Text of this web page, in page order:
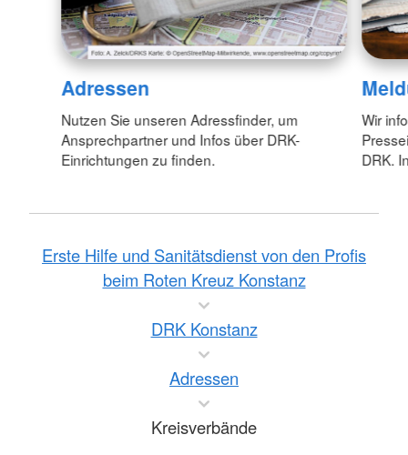
Adressen
Nutzen Sie unseren Adressfinder, um
Ansprechpartner und Infos über DRK-
Einrichtungen zu finden.
Wir
DRK.
Erste Hilfe und Sanitätsdienst von den Profis
beim Roten Kreuz Konstanz
DRK Konstanz
Adressen
Kreisverbände